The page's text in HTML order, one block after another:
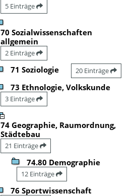
5 Einträge
70 Sozialwissenschaften
allgemein
2 Einträge
71 Soziologie 20 Einträge
73 Ethnologie, Volkskunde
3 Einträge
74 Geographie, Raumordnung,
Städtebau
21 Einträge
74.80 Demographie
12 Einträge
76 Sportwissenschaft